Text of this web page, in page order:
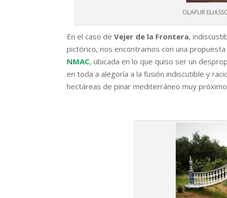
OLAFUR
En el caso deVejer de la Frontera,
pictórico, nos encontramos con una
NMAC, ubicada en lo que quiso ser un
en toda a alegoría a la fusión indiscutible y
hectáreas de pinar mediterráneo muy